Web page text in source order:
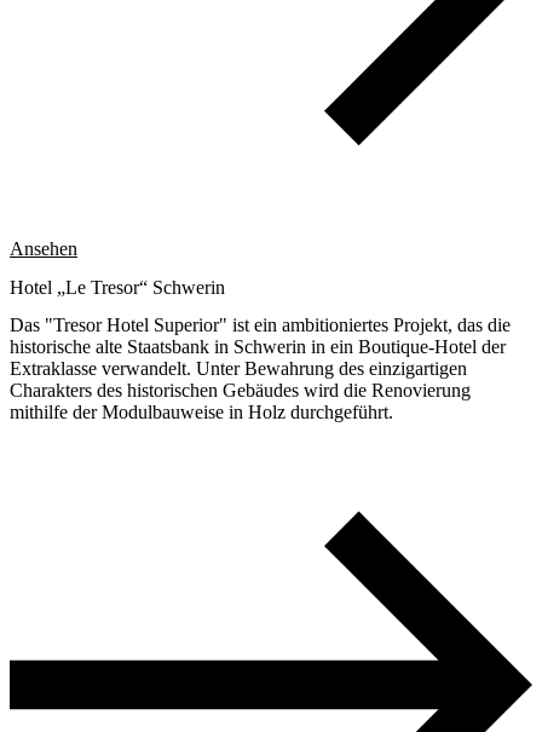
Ansehen
Hotel „Le Tresor“ Schwerin
Das "Tresor Hotel Superior" ist ein ambitioniertes Projekt, das die
historische alte Staatsbank in Schwerin in ein Boutique-Hotel der
Extraklasse verwandelt. Unter Bewahrung des einzigartigen
Charakters des historischen Gebäudes wird die Renovierung
mithilfe der Modulbauweise in Holz durchgeführt.